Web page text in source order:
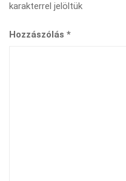
karakterrel jelöltük
Hozzászólás *